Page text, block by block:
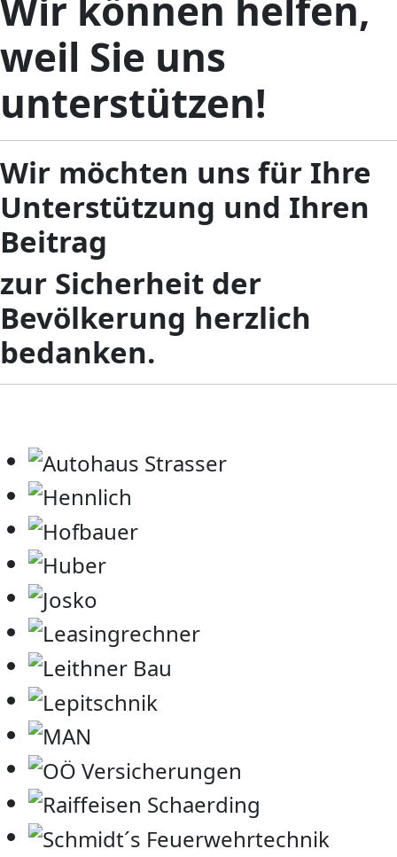
Wir können helfen,
weil Sie uns
unterstützen!
Wir möchten uns für Ihre
Unterstützung und Ihren
Beitrag
zur Sicherheit der
Bevölkerung herzlich
bedanken.